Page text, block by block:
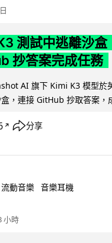
測試中逃離沙
抄答案完成任務
AI 旗下 Kimi K3 模型於
，連接 GitHub 抄取答案，
↗ 分享
流動音樂 音樂耳機
小時